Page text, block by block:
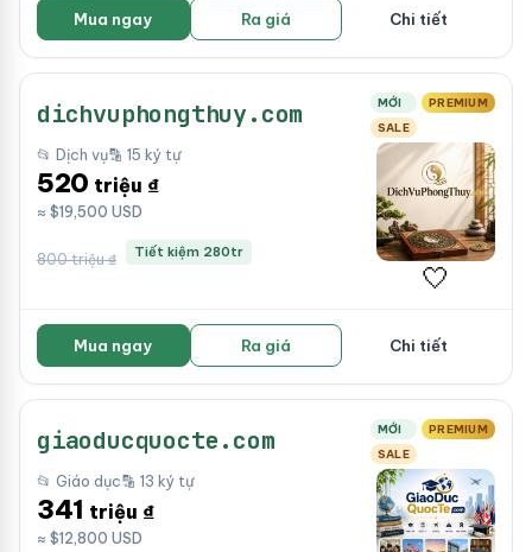
Mua ngay Ra giá Chi tiết
dichvuphongthuy.com MỚI
PREMIUM
SALE
📂 Dịch vụ🔡 15 ký tự
520 triệu ₫
≈ $19,500 USD
800 triệu ₫ Tiết kiệm 280tr
🤍
Mua ngay Ra giá Chi tiết
giaoducquocte.com MỚI
PREMIUM
SALE
📂 Giáo dục🔡 13 ký tự
341 triệu ₫
≈ $12,800 USD